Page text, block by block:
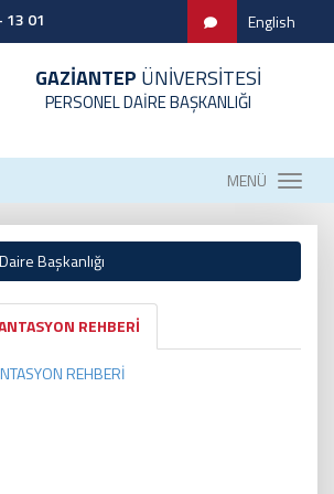
13 01 English
GAZİANTEP ÜNİVERSİTESİ
PERSONEL DAİRE BAŞKANLIĞI
MENÜ
Başkanlığı
REHBERİ
REHBERİ